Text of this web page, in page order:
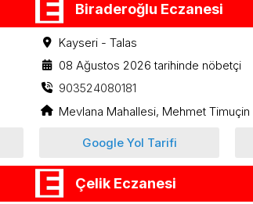
Biraderoğlu Eczanesi
Kayseri - Talas
08 Ağustos 2026 tarihinde nöbetçi
903524080181
Mevlana Mahallesi, Mehmet Timuçin
Google Yol Tarifi
Çelik Eczanesi